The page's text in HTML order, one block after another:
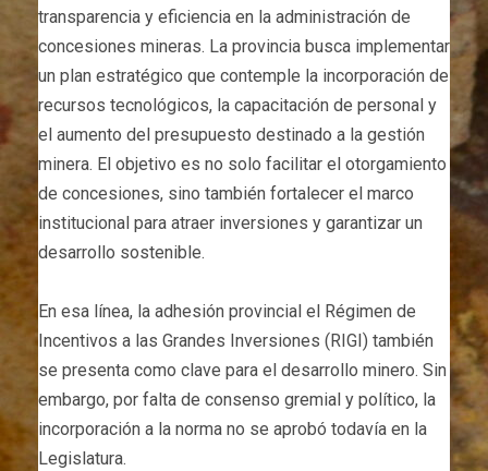
transparencia y eficiencia en la administración de
concesiones mineras. La provincia busca implementar
un plan estratégico que contemple la incorporación de
recursos tecnológicos, la capacitación de personal y
el aumento del presupuesto destinado a la gestión
minera. El objetivo es no solo facilitar el otorgamiento
de concesiones, sino también fortalecer el marco
institucional para atraer inversiones y garantizar un
desarrollo sostenible.
En esa línea, la adhesión provincial el Régimen de
Incentivos a las Grandes Inversiones (RIGI) también
se presenta como clave para el desarrollo minero. Sin
embargo, por falta de consenso gremial y político, la
incorporación a la norma no se aprobó todavía en la
Legislatura.